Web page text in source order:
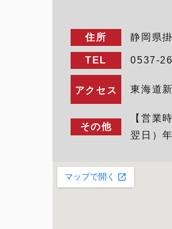
住所 静岡県
TEL 0537-
アクセス 東海道
その他
【営業
翌日）